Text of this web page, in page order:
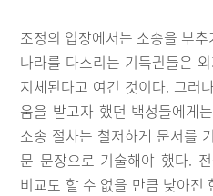
조정의 입장에서는 소송을 부
나라를 다스리는 기득권들은
지체된다고 여긴 것이다. 그러
움을 받고자 했던 백성들에게
소송 절차는 철저하게 문서를
문 문장으로 기술해야 했다.
비교도 할 수 없을 만큼 낮아진